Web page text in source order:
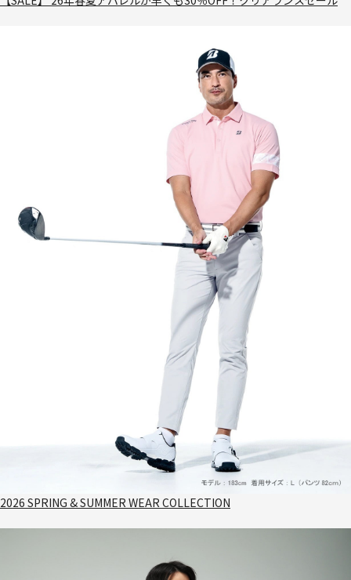
2026 SPRING & SUMMER WEAR COLLECTION